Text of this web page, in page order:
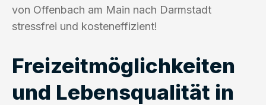
von Offenbach am Main nach Darmstadt
stressfrei und kosteneffizient!
Freizeitmöglichkeiten
und Lebensqualität in